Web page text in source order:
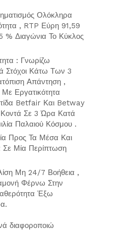
Ολόκληρα
, RTP Εύρη 91,59
Διαγώνια Το Κύκλος
: Γνωρίζω
Στόχοι Κάτω Των 3
Απάντηση ,
Εργατικότητα
Betfair Και Betway
Σε 3 Ώρα Κατά
Παλαιού Κόσμου .
Προς Τα Μέσα Και
Μία Περίπτωση
Μη 24/7 Βοήθεια ,
Φέρνω Στην
Έξω
διαφοροποιώ